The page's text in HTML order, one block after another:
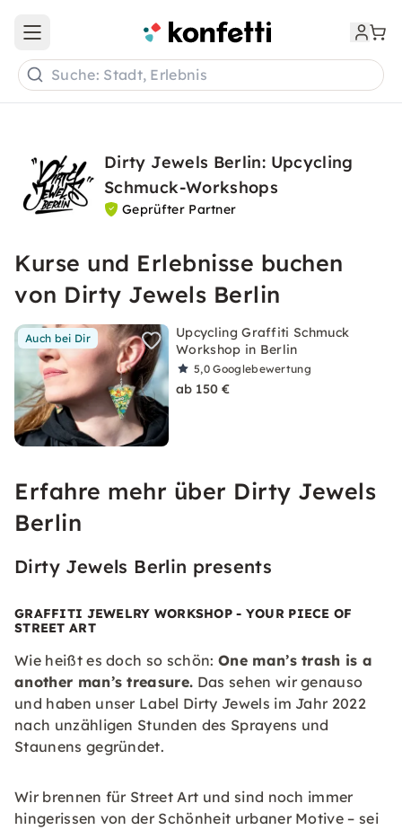
Open main menu
Suche: Stadt, Erlebnis
Dirty Jewels Berlin: Upcycling
Schmuck-Workshops
Geprüfter Partner
Kurse und Erlebnisse buchen
von Dirty Jewels Berlin
Auch bei Dir
Upcycling Graffiti Schmuck
Workshop in Berlin
5,0Googlebewertung
ab 150 €
Erfahre mehr über Dirty Jewels
Berlin
Dirty Jewels Berlin presents
GRAFFITI JEWELRY WORKSHOP - YOUR PIECE OF
STREET ART
Wie heißt es doch so schön: One man’s trash is a
another man’s treasure. Das sehen wir genauso
und haben unser Label Dirty Jewels im Jahr 2022
nach unzähligen Stunden des Sprayens und
Staunens gegründet.
Wir brennen für Street Art und sind noch immer
hingerissen von der Schönheit urbaner Motive – sei